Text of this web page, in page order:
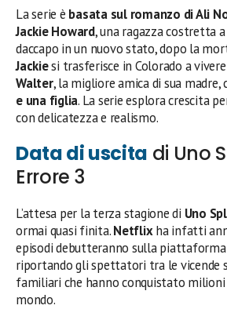
La serie è basata sul romanzo di Ali
Jackie Howard, una ragazza costretta
daccapo in un nuovo stato, dopo la
Jackiesi trasferisce in Colorado a
Walter, la migliore amica di sua madre,
e una figlia. La serie esplora crescita
con delicatezza e realismo.
Data di uscita di Uno
Errore 3
L’attesa per la terza stagione di Uno
ormai quasi finita.Netflixha infatti
episodi debutteranno sulla
riportando gli spettatori tra le vicende
familiari che hanno conquistato
mondo.